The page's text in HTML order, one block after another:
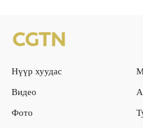
Нүүр хуудас
Видео
Фото